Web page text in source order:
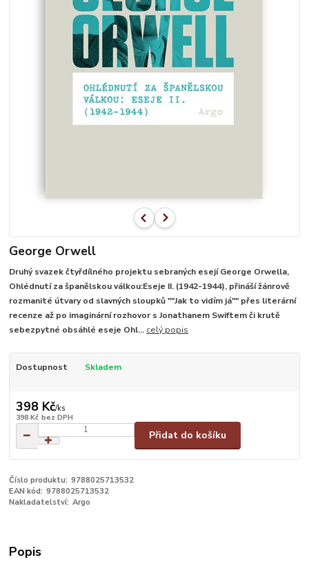
George Orwell
Druhý svazek čtyřdílného projektu sebraných esejí George Orwella,
Ohlédnutí za španělskou válkou:Eseje II. (1942-1944), přináší žánrově
rozmanité útvary od slavných sloupků ""Jak to vidím já"" přes literární
recenze až po imaginární rozhovor s Jonathanem Swiftem či krutě
sebezpytné obsáhlé eseje Ohl... celý popis
Dostupnost Skladem
398 Kč/ks
398 Kč bez DPH
Přidat do košíku
Číslo produktu: 9788025713532
EAN kód: 9788025713532
Nakladatelství: Argo
Popis